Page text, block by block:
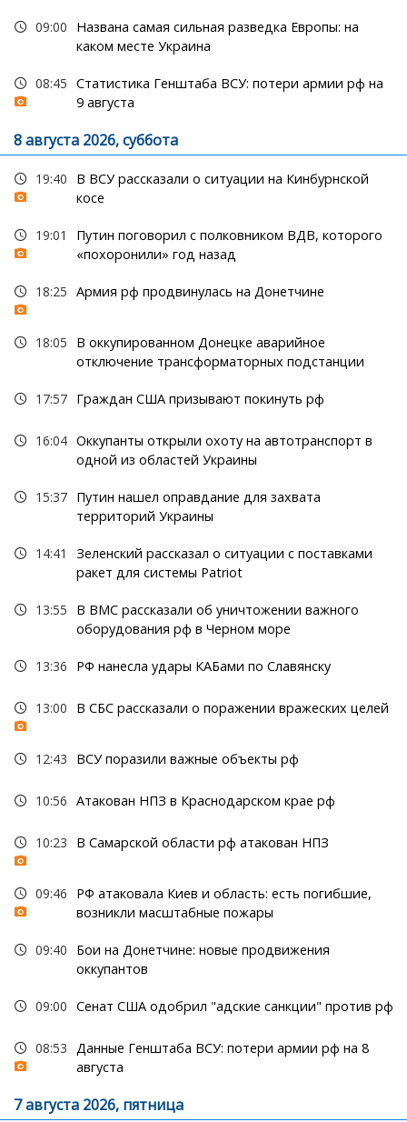
09:00
Названа самая сильная разведка Европы: на
каком месте Украина
08:45 Статистика Генштаба ВСУ: потери армии рф на
9 августа
8 августа 2026, суббота
19:40
В ВСУ рассказали о ситуации на Кинбурнской
косе
19:01
Путин поговорил с полковником ВДВ, которого
«похоронили» год назад
18:25 Армия рф продвинулась на Донетчине
18:05
В оккупированном Донецке аварийное
отключение трансформаторных подстанции
17:57 Граждан США призывают покинуть рф
16:04 Оккупанты открыли охоту на автотранспорт в
одной из областей Украины
15:37 Путин нашел оправдание для захвата
территорий Украины
14:41
Зеленский рассказал о ситуации с поставками
ракет для системы Patriot
13:55
В ВМС рассказали об уничтожении важного
оборудования рф в Черном море
13:36 РФ нанесла удары КАБами по Славянску
13:00 В СБС рассказали о поражении вражеских целей
12:43 ВСУ поразили важные объекты рф
10:56 Атакован НПЗ в Краснодарском крае рф
10:23 В Самарской области рф атакован НПЗ
09:46
РФ атаковала Киев и область: есть погибшие,
возникли масштабные пожары
09:40
Бои на Донетчине: новые продвижения
оккупантов
09:00 Сенат США одобрил "адские санкции" против рф
08:53 Данные Генштаба ВСУ: потери армии рф на 8
августа
7 августа 2026, пятница